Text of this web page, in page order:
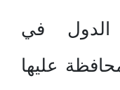
في
عليها